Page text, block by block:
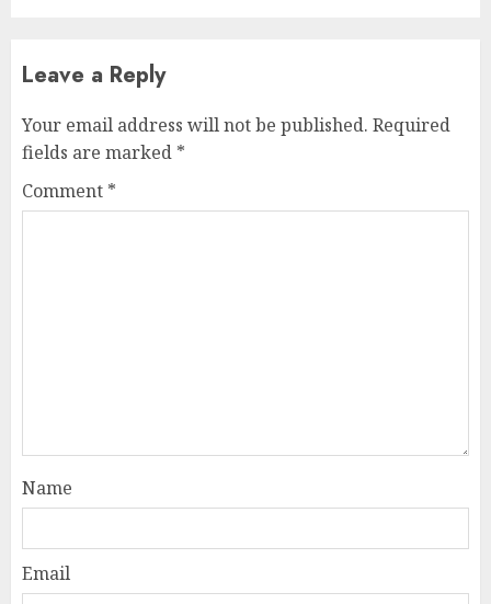
Leave a Reply
Your email address will not be published. Required
fields are marked *
Comment *
Name
Email